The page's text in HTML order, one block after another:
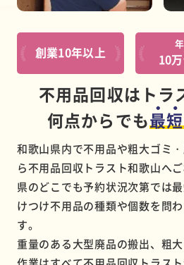
創業10年以上 10
不用品回収はトラ
何点からでも最
和歌山県内で不用品や粗大ゴミ
ら不用品回収トラスト和歌山へ
県のどこでも予約状況次第では
けつけ不用品の種類や個数を問
す。
重量のある大型廃品の搬出、粗